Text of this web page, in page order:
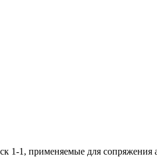
1, применяемые для сопряжения